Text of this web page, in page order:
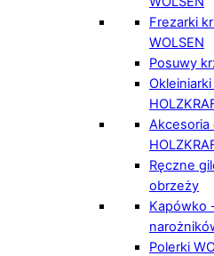
Frezarki
WOLSEN
Posuwy
Akcesoria
Ręczne
obrzeży
Kapówko
Polerki